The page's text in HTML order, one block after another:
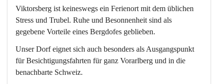
Viktorsberg ist keineswegs ein Ferienort mit dem üblichen
Stress und Trubel. Ruhe und Besonnenheit sind als
gegebene Vorteile eines Bergdofes geblieben.
Unser Dorf eignet sich auch besonders als Ausgangspunkt
für Besichtigungsfahrten für ganz Vorarlberg und in die
benachbarte Schweiz.